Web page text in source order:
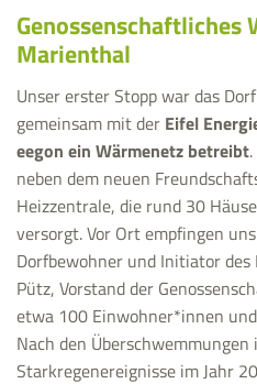
Genossenschaftliches
Marienthal
Unser erster Stopp war das Dorf
gemeinsam mit der Eifel
eegon ein Wärmenetz betreibt
neben dem neuen
Heizzentrale, die rund 30
versorgt. Vor Ort empfingen
Dorfbewohner und Initiator
Pütz, Vorstand der
etwa 100 Einwohner*innen
Nach den Überschwemmungen
Starkregenereignisse im Jahr